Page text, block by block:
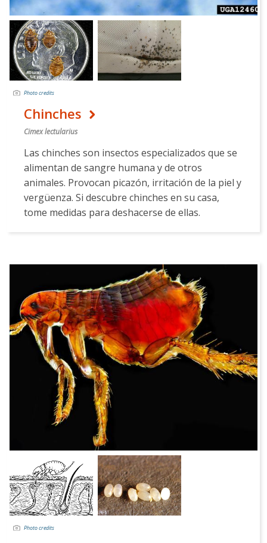
Photo credits
Chinches
Cimex lectularius
Las chinches son insectos especializados que se
alimentan de sangre humana y de otros
animales. Provocan picazón, irritación de la piel y
vergüenza. Si descubre chinches en su casa,
tome medidas para deshacerse de ellas.
Photo credits